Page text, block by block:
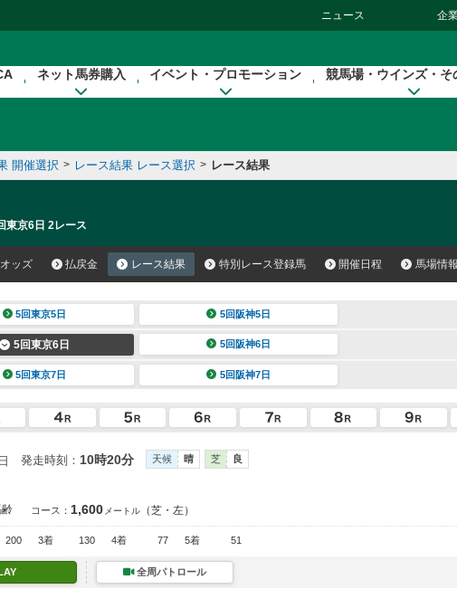
ニュース 企
ネット馬券購入 イベント・プロモーション 競馬場・ウインズ・そ
開催選択 > レース結果 レース選択 > レース結果
東京6日 2レース
オッズ 払戻金 レース結果 特別レース登録馬 開催日程 馬場情報
5回東京5日 5回阪神5日
5回東京6日 5回阪神6日
5回東京7日 5回阪神7日
発走時刻： 10時20分 天候 晴 芝 良
コース： 1,600 メートル （芝・左）
200 3着 130 4着 77 5着 51
全周パトロール